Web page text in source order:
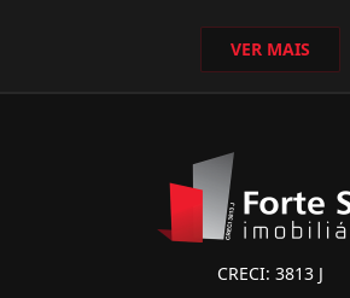
VER MAIS
CRECI: 3813 J